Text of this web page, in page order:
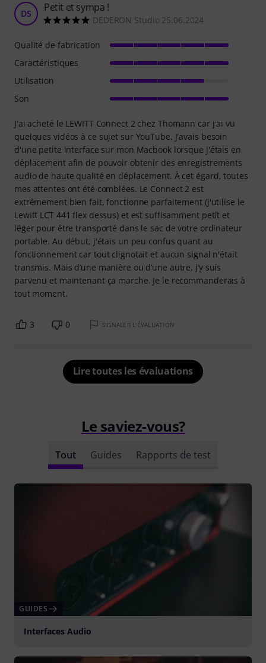
DS Petit et sympa !
DEDERON Studio 25.06.2024
J'ai acheté le LEWITT Connect 2 chez Thomann car j'ai vu
quelques vidéos à ce sujet sur YouTube. J'avais besoin
d'une petite interface sur mon Macbook lorsque j'étais en
déplacement afin de pouvoir obtenir des enregistrements
audio de haute qualité en déplacement. À cet égard, toutes
mes attentes ont été comblées. Le Connect 2 est
extrêmement bien fait, fonctionne parfaitement (j'utilise le
Lewitt LCT 441 flex dessus) et est suffisamment petit et
léger pour être transporté dans le sac de votre ordinateur
portable. Au début, j'étais un peu confus quant au
fonctionnement car tout clignotait et aucun signal n'était
transmis. Mais d’une manière ou d’une autre, j’y suis
parvenu et maintenant ça marche. Je le recommanderais à
tout moment.
Qualité de fabrication
Caractéristiques
Utilisation
Son
3 0 SIGNALER L'ÉVALUATION
Lire toutes les évaluations
Le saviez-vous?
Tout Guides Rapports de test
GUIDES
Interfaces Audio